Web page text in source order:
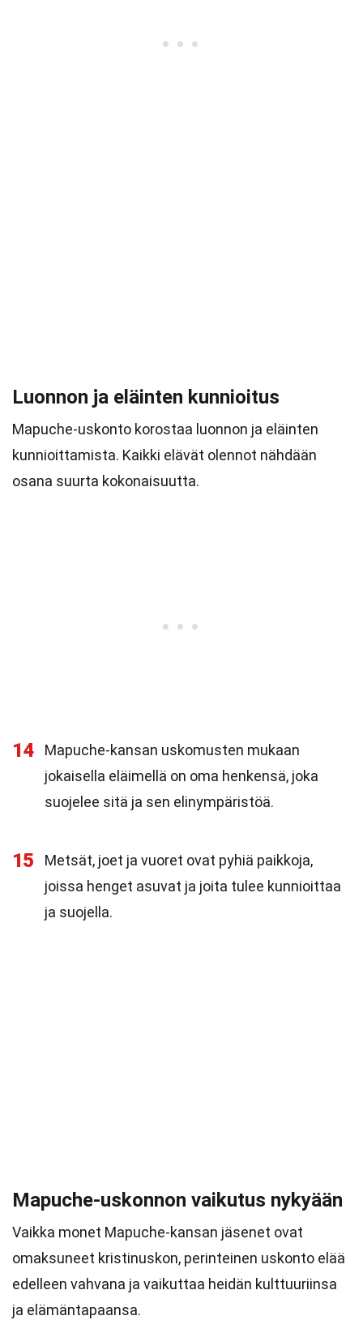
Luonnon ja eläinten kunnioitus
Mapuche-uskonto korostaa luonnon ja eläinten
kunnioittamista. Kaikki elävät olennot nähdään
osana suurta kokonaisuutta.
14
Mapuche-kansan uskomusten mukaan
jokaisella eläimellä on oma henkensä, joka
suojelee sitä ja sen elinympäristöä.
15
Metsät, joet ja vuoret ovat pyhiä paikkoja,
joissa henget asuvat ja joita tulee kunnioittaa
ja suojella.
Mapuche-uskonnon vaikutus nykyään
Vaikka monet Mapuche-kansan jäsenet ovat
omaksuneet kristinuskon, perinteinen uskonto elää
edelleen vahvana ja vaikuttaa heidän kulttuuriinsa
ja elämäntapaansa.